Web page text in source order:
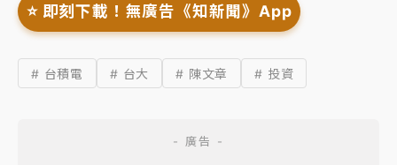
⭐️ 即刻下載！無廣告《知新聞》App
# 台積電 # 台大 # 陳文章 # 投資